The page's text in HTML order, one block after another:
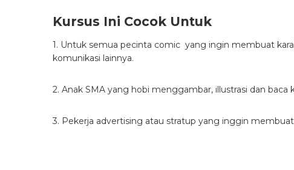
Kursus Ini Cocok Untuk
1. Untuk semua pecinta comic yang ingin membuat
komunikasi lainnya.
2. Anak SMA yang hobi menggambar, illustrasi dan baca
3. Pekerja advertising atau stratup yang inggin